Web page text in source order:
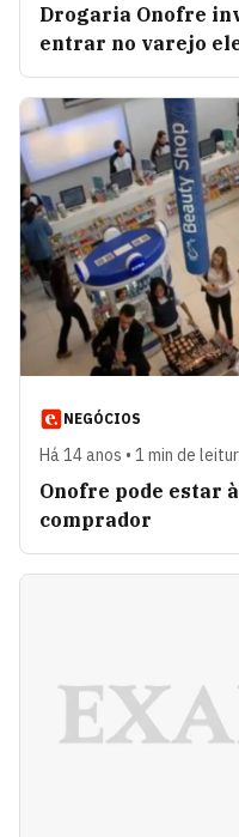
Drogaria Onofre
entrar no varejo
NEGÓCIOS
Há 14 anos • 1 min de
Onofre pode estar
comprador